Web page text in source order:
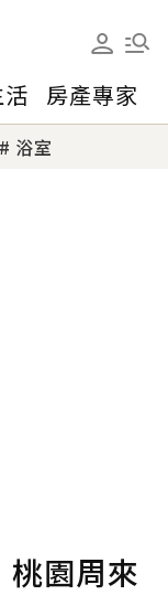
房產專家
浴室
園周來